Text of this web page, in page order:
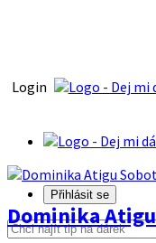
Login
Přihlásit se
Dominika